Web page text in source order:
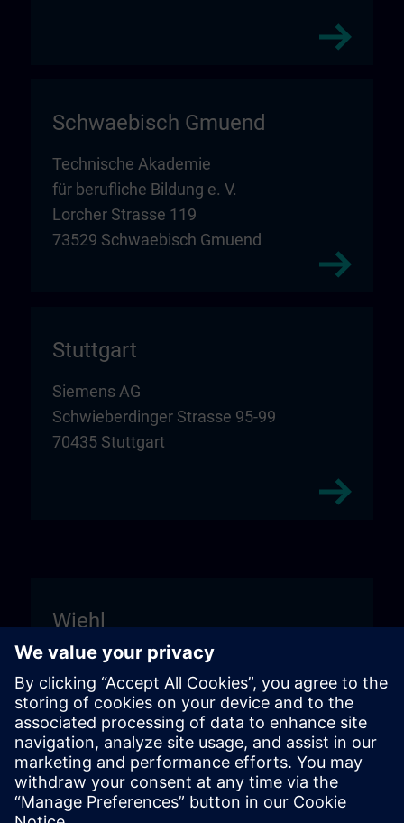
Schwaebisch Gmuend
Technische Akademie
für berufliche Bildung e. V.
Lorcher Strasse 119
73529 Schwaebisch Gmuend
Stuttgart
Siemens AG
Schwieberdinger Strasse 95-99
70435 Stuttgart
Wiehl
Unitechnik Systems GmbH
Entrance sign "DIGI:LAB"
Fritz-Kotz-Str. 14
51674 Wiehl